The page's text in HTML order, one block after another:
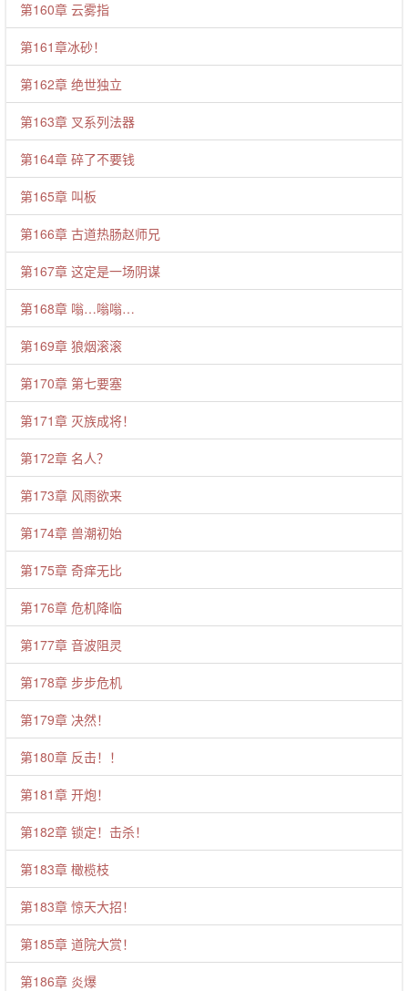
第160章 云雾指
第161章冰砂！
第162章 绝世独立
第163章 叉系列法器
第164章 碎了不要钱
第165章 叫板
第166章 古道热肠赵师兄
第167章 这定是一场阴谋
第168章 嗡…嗡嗡…
第169章 狼烟滚滚
第170章 第七要塞
第171章 灭族成将！
第172章 名人？
第173章 风雨欲来
第174章 兽潮初始
第175章 奇痒无比
第176章 危机降临
第177章 音波阻灵
第178章 步步危机
第179章 决然！
第180章 反击！！
第181章 开炮！
第182章 锁定！击杀！
第183章 橄榄枝
第183章 惊天大招！
第185章 道院大赏！
第186章 炎爆